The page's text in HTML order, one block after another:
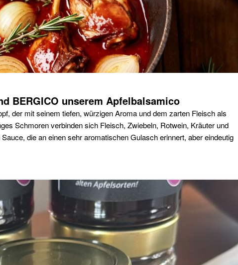
BERGICO unserem Apfelbalsamico
der mit seinem tiefen, würzigen Aroma und dem zarten Fleisch als
Schmoren verbinden sich Fleisch, Zwiebeln, Rotwein, Kräuter und
die an einen sehr aromatischen Gulasch erinnert, aber eindeutig